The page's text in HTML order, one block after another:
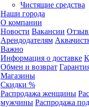
Чистящие средства
Наши города
О компании
Новости Вакансии
Арендодателям
Важно
Информация о доставке
Обмен и возврат
Магазины
Скидки %
Распродажа женщины
мужчины Распродажа